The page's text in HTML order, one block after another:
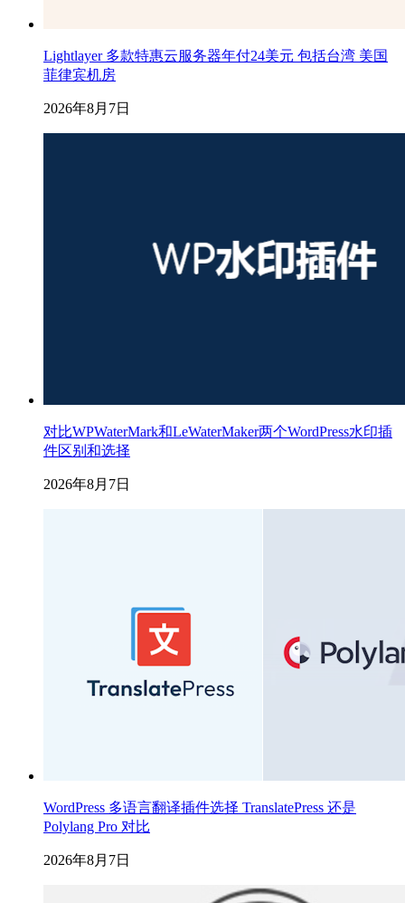
Lightlayer 多款特惠云服务器年付24美元 包括台湾 美国
菲律宾机房
2026年8月7日
对比WPWaterMark和LeWaterMaker两个WordPress水印插
件区别和选择
2026年8月7日
WordPress 多语言翻译插件选择 TranslatePress 还是
Polylang Pro 对比
2026年8月7日